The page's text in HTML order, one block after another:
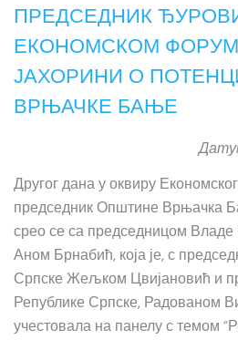
ПРЕДСЕДНИК
ЕКОНОМСКОМ
ЈАХОРИНИ О
ВРЊАЧКЕ БАЊЕ
Другог дана у оквиру
председник Општине Врњачка
срео се са председницом Владе
Аном Брнабић, која је, с
Српске Жељком Цвијановић и
Републике Српске, Радованом
учестовала на панелу с темом